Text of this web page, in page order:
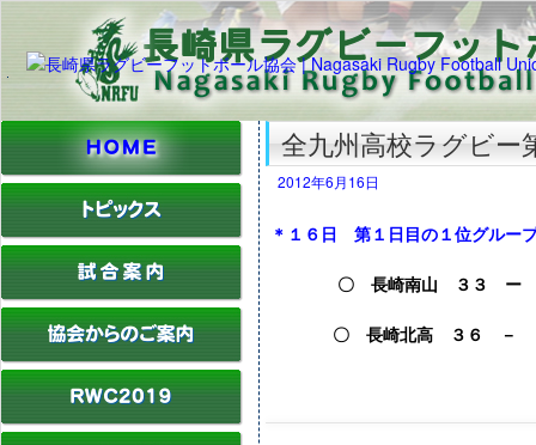
全九州高校ラグビー
2012年6月16日
＊１６日 第１日目の１位グル
〇 長崎南山 ３３ ー
〇 長崎北高 ３６ － １